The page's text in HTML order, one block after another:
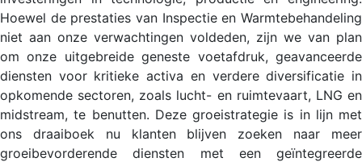
Hoewel de prestaties van Inspectie en Warmtebehandeling
niet aan onze verwachtingen voldeden, zijn we van plan
om onze uitgebreide geneste voetafdruk, geavanceerde
diensten voor kritieke activa en verdere diversificatie in
opkomende sectoren, zoals lucht- en ruimtevaart, LNG en
midstream, te benutten. Deze groeistrategie is in lijn met
ons draaiboek nu klanten blijven zoeken naar meer
groeibevorderende diensten met een geïntegreerde